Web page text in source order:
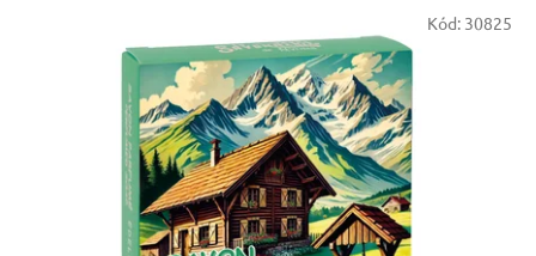
Kód: 30825